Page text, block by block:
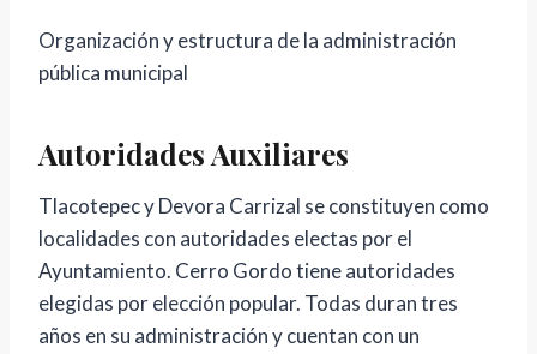
Organización y estructura de la administración
pública municipal
Autoridades Auxiliares
Tlacotepec y Devora Carrizal se constituyen como
localidades con autoridades electas por el
Ayuntamiento. Cerro Gordo tiene autoridades
elegidas por elección popular. Todas duran tres
años en su administración y cuentan con un